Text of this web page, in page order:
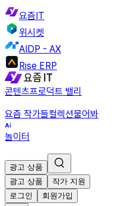
요즘IT
위시켓
AIDP - AX
Rise ERP
콘텐츠프로덕트 밸리
요즘 작가들컬렉션물어봐
놀이터
광고 상품
광고 상품
작가 지원
로그인
회원가입